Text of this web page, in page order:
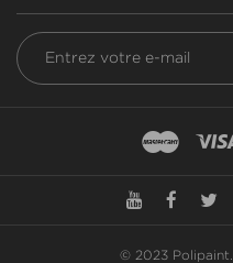
© 2023 Polipaint.